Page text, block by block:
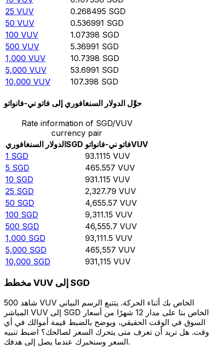
25 VUV 0.268495 SGD
50 VUV 0.536991 SGD
100 VUV 1.07398 SGD
500 VUV 5.36991 SGD
1,000 VUV 10.7398 SGD
5,000 VUV 53.6991 SGD
10,000 VUV 107.398 SGD
حوِّل الدولار السنغافوري إلى فاتو ني-فانواتو
Rate information of SGD/VUV
currency pair
الدولار السنغافوريSGD فاتو ني-فانواتوVUV
1 SGD 93.1115 VUV
5 SGD 465.557 VUV
10 SGD 931.115 VUV
25 SGD 2,327.79 VUV
50 SGD 4,655.57 VUV
100 SGD 9,311.15 VUV
500 SGD 46,555.7 VUV
1,000 SGD 93,111.5 VUV
5,000 SGD 465,557 VUV
10,000 SGD 931,115 VUV
مخطط VUV إلى SGD
شاهد 500 VUV الخاص بك أثناء الحركة. يتتبع الرسم البياني
المباشر VUV إلى SGD الخاص بنا على مدار 12 شهرًا من أسعار
السوق في الوقت الحقيقي، ويوضح بالضبط قيمة أموالك في أي
وقت. هل تريد أن تعرف متى يتحرك السعر لصالحك؟ اضبط تنبيه
السعر وسنخبرك عندما يصل إلى هدفك.